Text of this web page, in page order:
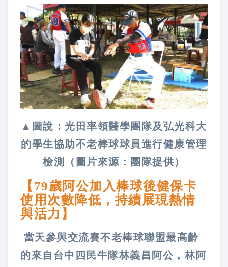
▲圖說：光田率領醫學團隊及弘光科大
的學生協助不老棒球球員進行健康管理
檢測（圖片來源：團隊提供）
【79歲阿公加入棒球後健保卡
使用次數降低，持續展現熱情
與活力】
當天參與交流賽不老棒球聯盟最高齡
的來自台中四民牛隊林義昌阿公，林阿